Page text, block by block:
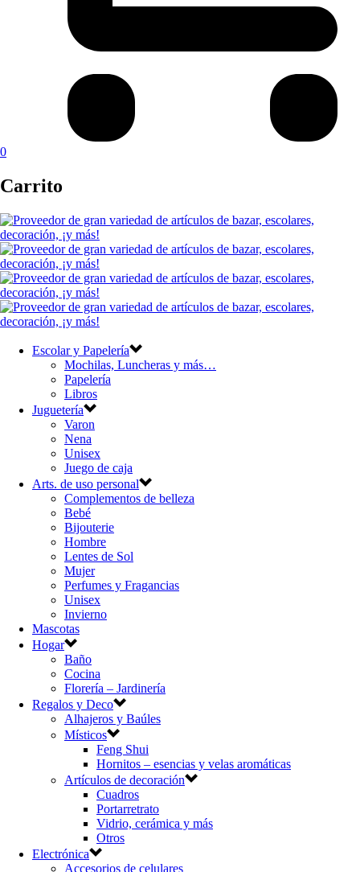
0
Carrito
Escolar y Papelería
Mochilas, Luncheras y más…
Papelería
Libros
Juguetería
Varon
Nena
Unisex
Juego de caja
Arts. de uso personal
Complementos de belleza
Bebé
Bijouterie
Hombre
Lentes de Sol
Mujer
Perfumes y Fragancias
Unisex
Invierno
Mascotas
Hogar
Baño
Cocina
Florería – Jardinería
Regalos y Deco
Alhajeros y Baúles
Místicos
Feng Shui
Hornitos – esencias y velas aromáticas
Artículos de decoración
Cuadros
Portarretrato
Vidrio, cerámica y más
Otros
Electrónica
Accesorios de celulares